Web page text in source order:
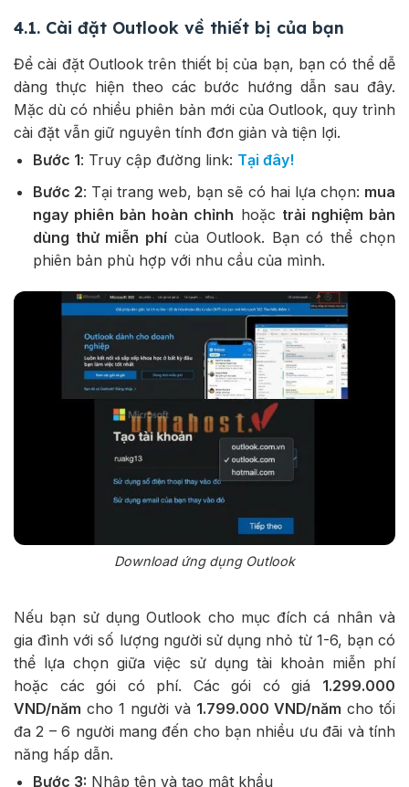
4.1. Cài đặt Outlook về thiết bị của bạn
Để cài đặt Outlook trên thiết bị của bạn, bạn có thể dễ
dàng thực hiện theo các bước hướng dẫn sau đây.
Mặc dù có nhiều phiên bản mới của Outlook, quy trình
cài đặt vẫn giữ nguyên tính đơn giản và tiện lợi.
Bước 1: Truy cập đường link: Tại đây!
Bước 2: Tại trang web, bạn sẽ có hai lựa chọn: mua
ngay phiên bản hoàn chỉnh hoặc trải nghiệm bản
dùng thử miễn phí của Outlook. Bạn có thể chọn
phiên bản phù hợp với nhu cầu của mình.
Download ứng dụng Outlook
Nếu bạn sử dụng Outlook cho mục đích cá nhân và
gia đình với số lượng người sử dụng nhỏ từ 1-6, bạn có
thể lựa chọn giữa việc sử dụng tài khoản miễn phí
hoặc các gói có phí. Các gói có giá 1.299.000
VND/năm cho 1 người và 1.799.000 VND/năm cho tối
đa 2 – 6 người mang đến cho bạn nhiều ưu đãi và tính
năng hấp dẫn.
Bước 3: Nhập tên và tạo mật khẩu